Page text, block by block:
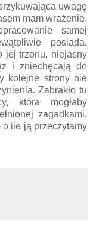
uwagę
mam wrażenie,
samej
posiada.
jej trzonu, niejasny
i zniechęcają do
kolejne strony nie
Zabrakło tu
która mogłaby
zagadkami.
o ile ją przeczytamy